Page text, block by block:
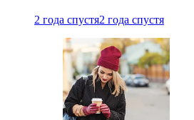
2 года спустя2 года спустя